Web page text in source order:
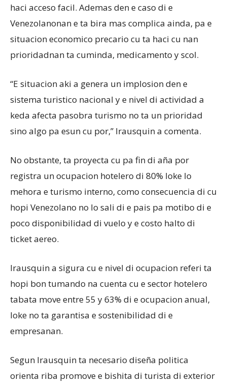
haci acceso facil. Ademas den e caso di e
Venezolanonan e ta bira mas complica ainda, pa e
situacion economico precario cu ta haci cu nan
prioridadnan ta cuminda, medicamento y scol.
“E situacion aki a genera un implosion den e
sistema turistico nacional y e nivel di actividad a
keda afecta pasobra turismo no ta un prioridad
sino algo pa esun cu por,” Irausquin a comenta.
No obstante, ta proyecta cu pa fin di aña por
registra un ocupacion hotelero di 80% loke lo
mehora e turismo interno, como consecuencia di cu
hopi Venezolano no lo sali di e pais pa motibo di e
poco disponibilidad di vuelo y e costo halto di
ticket aereo.
Irausquin a sigura cu e nivel di ocupacion referi ta
hopi bon tumando na cuenta cu e sector hotelero
tabata move entre 55 y 63% di e ocupacion anual,
loke no ta garantisa e sostenibilidad di e
empresanan.
Segun Irausquin ta necesario diseña politica
orienta riba promove e bishita di turista di exterior